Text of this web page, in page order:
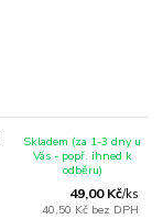
49,00 Kč/ks
40,50 Kč bez DPH
Skladem (za 1-3 dny u
Vás - popř. ihned k
odběru)